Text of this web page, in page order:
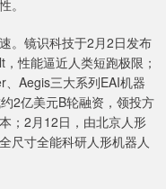
。
镜识科技于2月2日发布
性能逼近人类短跑极限；
Aegis三大系列EAI机器
2亿美元B轮融资，领投方
；2月12日，由北京人形
尺寸全能科研人形机器人